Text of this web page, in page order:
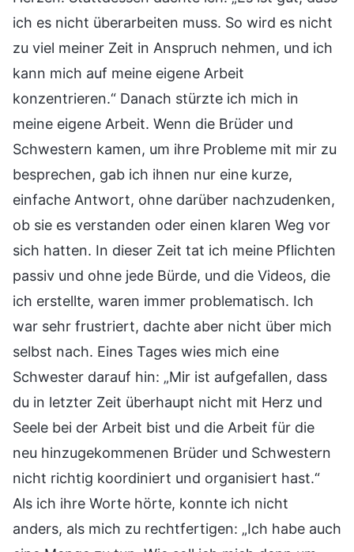
ich es nicht überarbeiten muss. So wird es nicht
zu viel meiner Zeit in Anspruch nehmen, und ich
kann mich auf meine eigene Arbeit
konzentrieren.“ Danach stürzte ich mich in
meine eigene Arbeit. Wenn die Brüder und
Schwestern kamen, um ihre Probleme mit mir zu
besprechen, gab ich ihnen nur eine kurze,
einfache Antwort, ohne darüber nachzudenken,
ob sie es verstanden oder einen klaren Weg vor
sich hatten. In dieser Zeit tat ich meine Pflichten
passiv und ohne jede Bürde, und die Videos, die
ich erstellte, waren immer problematisch. Ich
war sehr frustriert, dachte aber nicht über mich
selbst nach. Eines Tages wies mich eine
Schwester darauf hin: „Mir ist aufgefallen, dass
du in letzter Zeit überhaupt nicht mit Herz und
Seele bei der Arbeit bist und die Arbeit für die
neu hinzugekommenen Brüder und Schwestern
nicht richtig koordiniert und organisiert hast.“
Als ich ihre Worte hörte, konnte ich nicht
anders, als mich zu rechtfertigen: „Ich habe auch